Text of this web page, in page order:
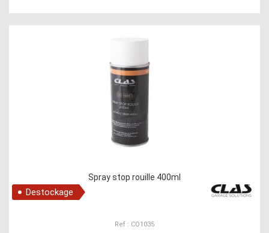
Spray stop rouille 400ml
Destockage
Ref : CO1035